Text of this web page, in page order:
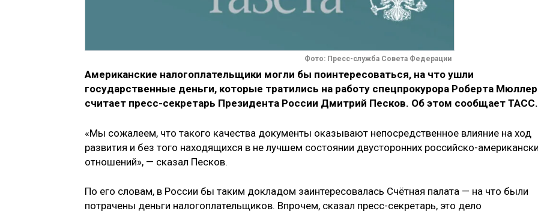
Фото: Пресс-служба Совета Федерации
Американские налогоплательщики могли бы поинтересоваться, на что ушли
государственные деньги, которые тратились на работу спецпрокурора Роберта
считает пресс-секретарь Президента России Дмитрий Песков. Об этом сообщает ТАСС.
«Мы сожалеем, что такого качества документы оказывают непосредственное влияние на ход
развития и без того находящихся в не лучшем состоянии двусторонних российско-
отношений», — сказал Песков.
По его словам, в России бы таким докладом заинтересовалась Счётная палата — на что были
потрачены деньги налогоплательщиков. Впрочем, сказал пресс-секретарь, это дело